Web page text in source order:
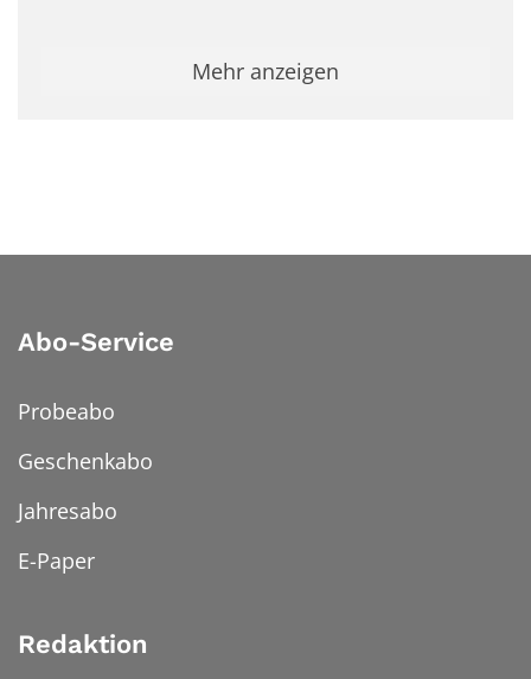
Mehr anzeigen
Abo-Service
Probeabo
Geschenkabo
Jahresabo
E-Paper
Redaktion